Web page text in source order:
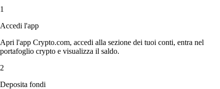
1
Accedi l'app
Apri l'app Crypto.com, accedi alla sezione dei tuoi conti, entra nel
portafoglio crypto e visualizza il saldo.
2
Deposita fondi